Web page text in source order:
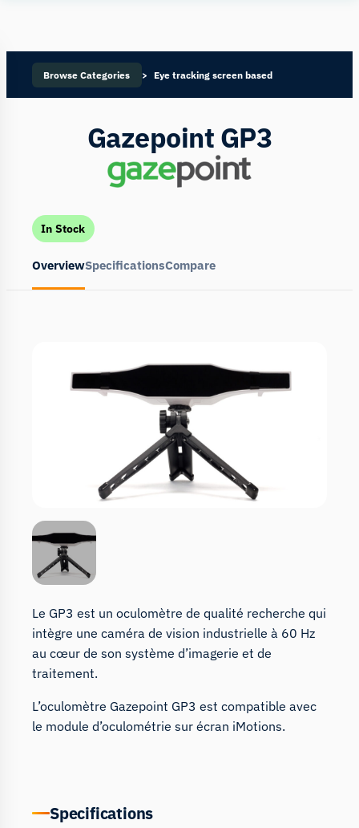
Browse Categories Eye tracking screen based
Gazepoint GP3
In Stock
OverviewSpecificationsCompare
Le GP3 est un oculomètre de qualité recherche qui
intègre une caméra de vision industrielle à 60 Hz
au cœur de son système d’imagerie et de
traitement.
L’oculomètre Gazepoint GP3 est compatible avec
le module d’oculométrie sur écran iMotions.
Specifications